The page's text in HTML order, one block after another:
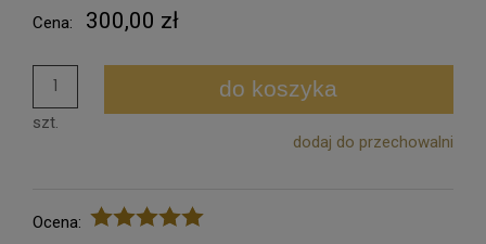
Cena: 300,00 zł
szt.
do koszyka
dodaj do przechowalni
Ocena: